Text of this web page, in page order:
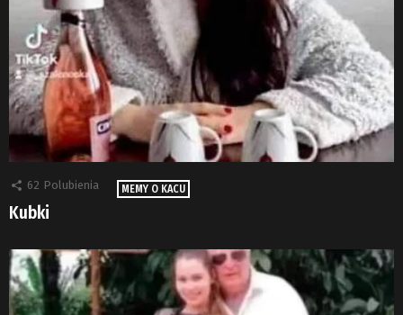
62 Polubienia MEMY O KACU
Kubki